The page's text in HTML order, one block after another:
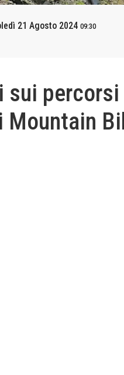
21 Agosto 2024 09:30
sui
Mountain